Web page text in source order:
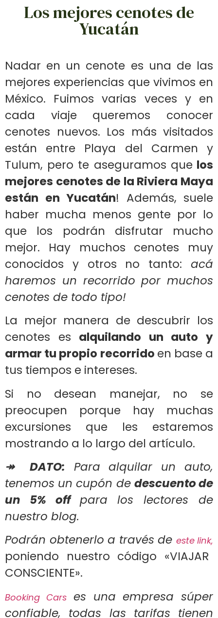
Los mejores cenotes de
Yucatán
Nadar en un cenote es una de las
mejores experiencias que vivimos en
México. Fuimos varias veces y en
cada viaje queremos conocer
cenotes nuevos. Los más visitados
están entre Playa del Carmen y
Tulum, pero te aseguramos que los
mejores cenotes de la Riviera Maya
están en Yucatán! Además, suele
haber mucha menos gente por lo
que los podrán disfrutar mucho
mejor. Hay muchos cenotes muy
conocidos y otros no tanto: acá
haremos un recorrido por muchos
cenotes de todo tipo!
La mejor manera de descubrir los
cenotes es alquilando un auto y
armar tu propio recorrido en base a
tus tiempos e intereses.
Si no desean manejar, no se
preocupen porque hay muchas
excursiones que les estaremos
mostrando a lo largo del artículo.
↠ DATO: Paraalquilar un auto,
tenemos un cupón de descuento de
un 5% off para los lectores de
nuestro blog.
Podrán obtenerlo a través de este link,
poniendo nuestro código «VIAJAR
CONSCIENTE».
Booking Carses una empresa súper
confiable, todas las tarifas tienen